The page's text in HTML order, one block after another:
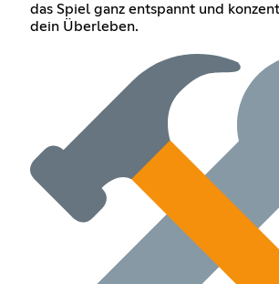
das Spiel ganz entspannt und
dein Überleben.